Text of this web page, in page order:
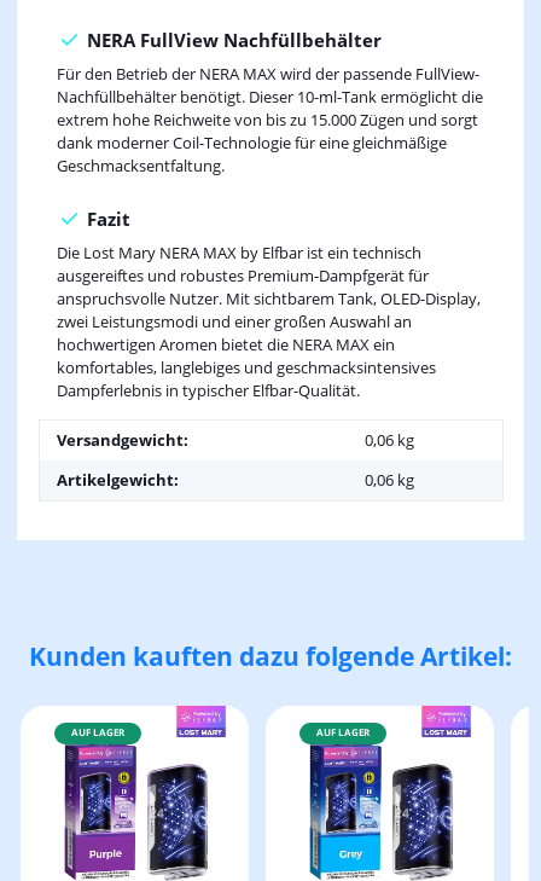
NERA FullView Nachfüllbehälter
Für den Betrieb der NERA MAX wird der passende FullView-
Nachfüllbehälter benötigt. Dieser 10-ml-Tank ermöglicht die
extrem hohe Reichweite von bis zu 15.000 Zügen und sorgt
dank moderner Coil-Technologie für eine gleichmäßige
Geschmacksentfaltung.
Fazit
Die Lost Mary NERA MAX by Elfbar ist ein technisch
ausgereiftes und robustes Premium-Dampfgerät für
anspruchsvolle Nutzer. Mit sichtbarem Tank, OLED-Display,
zwei Leistungsmodi und einer großen Auswahl an
hochwertigen Aromen bietet die NERA MAX ein
komfortables, langlebiges und geschmacksintensives
Dampferlebnis in typischer Elfbar-Qualität.
Versandgewicht:
0,06 kg
Artikelgewicht:
0,06 kg
Kunden kauften dazu folgende Artikel:
AUF LAGER AUF LAGER